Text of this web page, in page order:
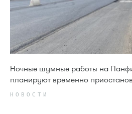
Ночные шумные работы на
планируют временно
НОВОСТИ